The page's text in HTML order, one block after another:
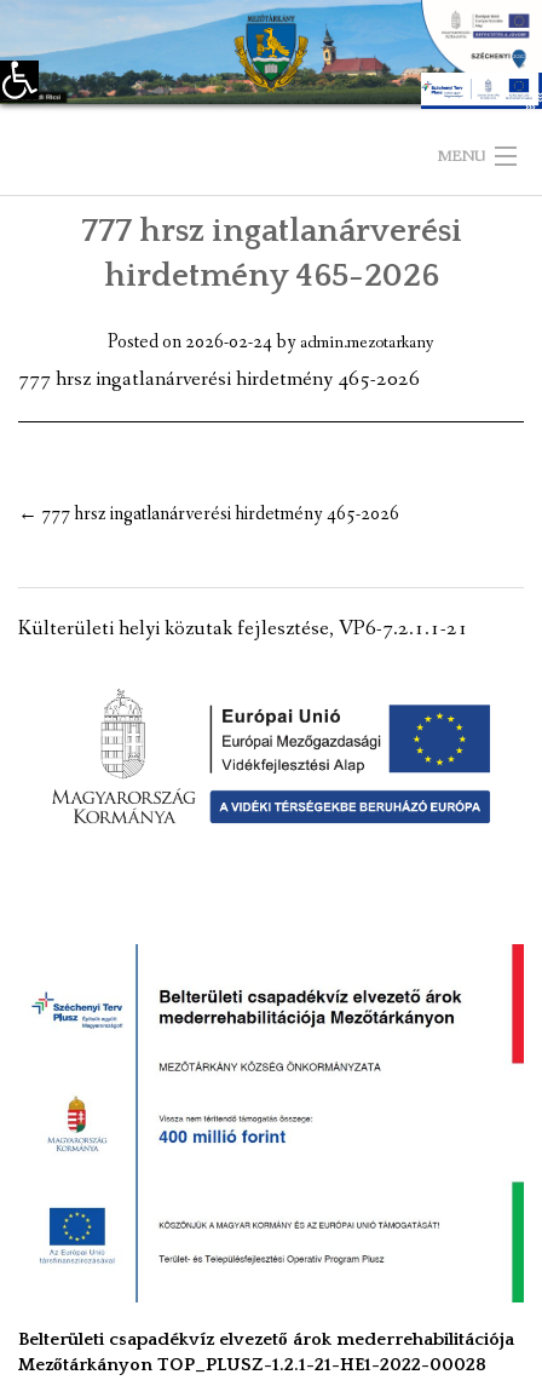
Eszköztár megnyitása
MENU
KEZDŐLAP
LÁTNIVALÓK
KÉPVISELŐ-TESTÜLET
NEMZETISÉGI ÖNKORMÁNYZAT
TÁRSULÁS
PÁLYÁZATOK
HIRDETMÉNYEK
777 hrsz ingatlanárverési
hirdetmény 465-2026
Posted on2026-02-24byadmin.mezotarkany
777 hrsz ingatlanárverési hirdetmény 465-2026
Post
← 777 hrsz ingatlanárverési hirdetmény 465-2026
Külterületi helyi közutak fejlesztése, VP6-7.2.1.1-21
Belterületi csapadékvíz elvezető árok mederrehabilitációja
Mezőtárkányon TOP_PLUSZ-1.2.1-21-HE1-2022-00028